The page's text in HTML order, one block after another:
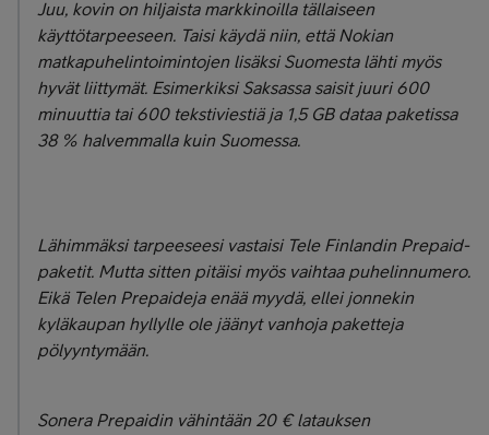
Juu, kovin on hiljaista markkinoilla tällaiseen
käyttötarpeeseen. Taisi käydä niin, että Nokian
matkapuhelintoimintojen lisäksi Suomesta lähti myös
hyvät liittymät. Esimerkiksi Saksassa saisit juuri 600
minuuttia tai 600 tekstiviestiä ja 1,5 GB dataa paketissa
38 % halvemmalla kuin Suomessa.
Lähimmäksi tarpeeseesi vastaisi Tele Finlandin Prepaid-
paketit. Mutta sitten pitäisi myös vaihtaa puhelinnumero.
Eikä Telen Prepaideja enää myydä, ellei jonnekin
kyläkaupan hyllylle ole jäänyt vanhoja paketteja
pölyyntymään.
Sonera Prepaidin vähintään 20 € latauksen